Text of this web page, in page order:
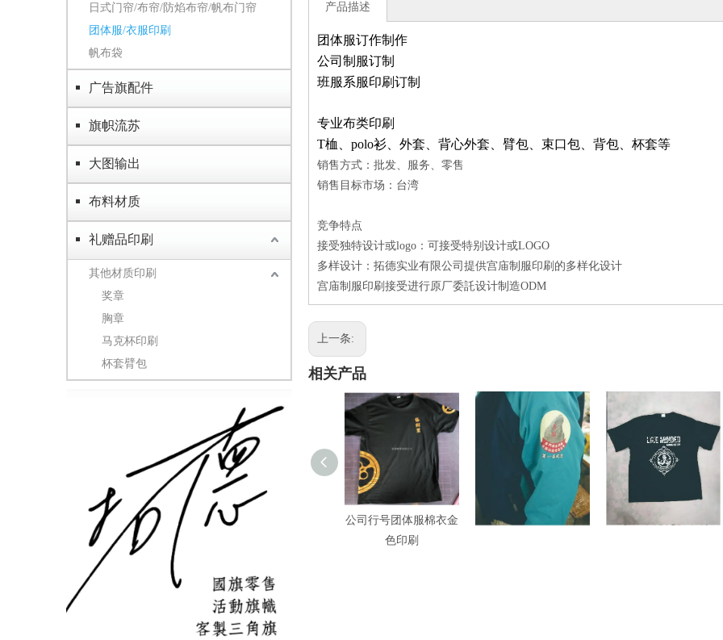
日式门帘/布帘/防焰布帘/帆布门帘
团体服/衣服印刷
帆布袋
广告旗配件
旗帜流苏
大图输出
布料材质
礼赠品印刷
其他材质印刷
奖章
胸章
马克杯印刷
杯套臂包
产品描述
团体服订作制作
公司制服订制
班服系服印刷订制
专业布类印刷
T桖、polo衫、外套、背心外套、臂包、束口包、背包、杯套等
销售方式：批发、服务、零售
销售目标市场：台湾
竞争特点
接受独特设计或logo：可接受特别设计或LOGO
多样设计：拓德实业有限公司提供宫庙制服印刷的多样化设计
宫庙制服印刷接受进行原厂委託设计制造ODM
上一条:
相关产品
公司行号团体服棉衣金
色印刷
背心防风外套印刷 专业印花制版印刷